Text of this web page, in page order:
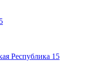
Республика 15